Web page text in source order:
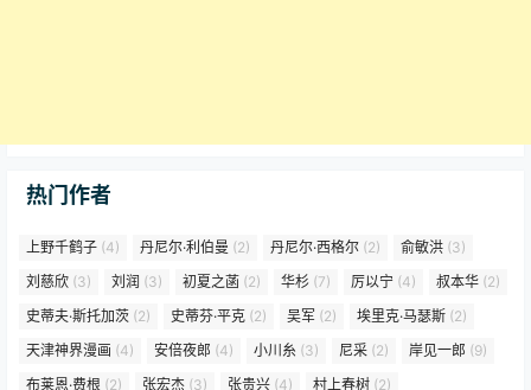
热门作者
上野千鹤子 (4) 丹尼尔·利伯曼 (2) 丹尼尔·西格尔 (2) 俞敏洪 (3)
刘慈欣 (3) 刘润 (3) 初夏之菡 (2) 华杉 (7) 厉以宁 (4) 叔本华 (2)
史蒂夫·斯托加茨 (2) 史蒂芬·平克 (2) 吴军 (2) 埃里克·马瑟斯 (2)
天津神界漫画 (4) 安倍夜郎 (4) 小川糸 (3) 尼采 (2) 岸见一郎 (9)
布莱恩·费根 (2) 张宏杰 (3) 张贵兴 (4) 村上春树 (2)